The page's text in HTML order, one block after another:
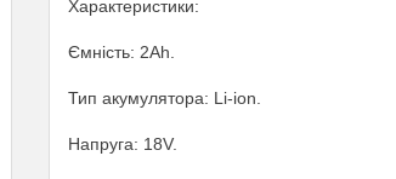
Характеристики:
Ємність: 2Ah.
Тип акумулятора: Li-ion.
Напруга: 18V.